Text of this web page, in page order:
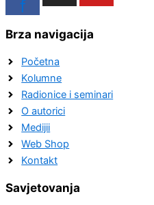
f
Brza navigacija
Početna
Kolumne
Radionice i seminari
O autorici
Medijii
Web Shop
Kontakt
Savjetovanja